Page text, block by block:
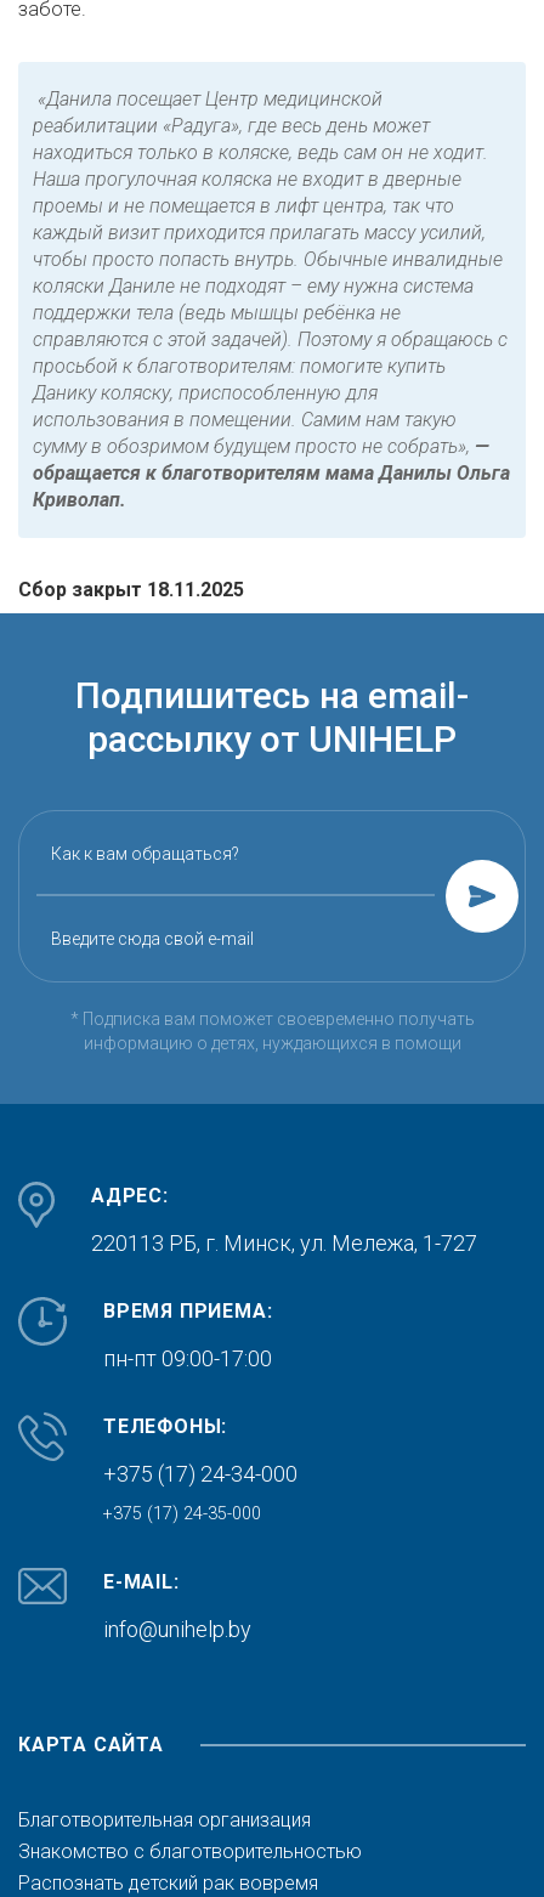
заботе.
«Данила посещает Центр медицинской
реабилитации «Радуга», где весь день может
находиться только в коляске, ведь сам он не ходит.
Наша прогулочная коляска не входит в дверные
проемы и не помещается в лифт центра, так что
каждый визит приходится прилагать массу усилий,
чтобы просто попасть внутрь. Обычные инвалидные
коляски Даниле не подходят – ему нужна система
поддержки тела (ведь мышцы ребёнка не
справляются с этой задачей). Поэтому я обращаюсь с
просьбой к благотворителям: помогите купить
Данику коляску, приспособленную для
использования в помещении. Самим нам такую
сумму в обозримом будущем просто не собрать», —
обращается к благотворителям мама Данилы Ольга
Криволап.
Сбор закрыт 18.11.2025
Подпишитесь на email-
рассылку от UNIHELP
Как к вам обращаться?
Введите сюда свой e-mail
* Подписка вам поможет своевременно получать
информацию о детях, нуждающихся в помощи
АДРЕС:
220113 РБ, г. Минск, ул. Мележа, 1-727
ВРЕМЯ ПРИЕМА:
пн-пт 09:00-17:00
ТЕЛЕФОНЫ:
+375 (17) 24-34-000
+375 (17) 24-35-000
E-MAIL:
info@unihelp.by
КАРТА САЙТА
Благотворительная организация
Знакомство с благотворительностью
Распознать детский рак вовремя